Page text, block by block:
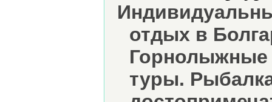
отдых в
Горнолыжные
туры.